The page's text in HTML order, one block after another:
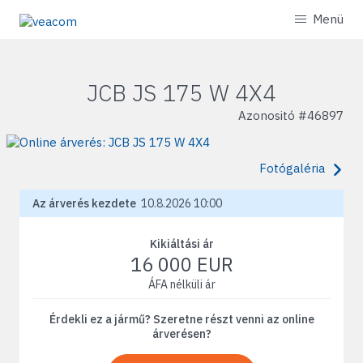
Menü
JCB JS 175 W 4X4
Azonositó #46897
Fotógaléria
Az árverés kezdete 10.8.2026 10:00
Kikiáltási ár
16 000 EUR
ÁFA nélküli ár
Érdekli ez a jármű? Szeretne részt venni az online
árverésen?